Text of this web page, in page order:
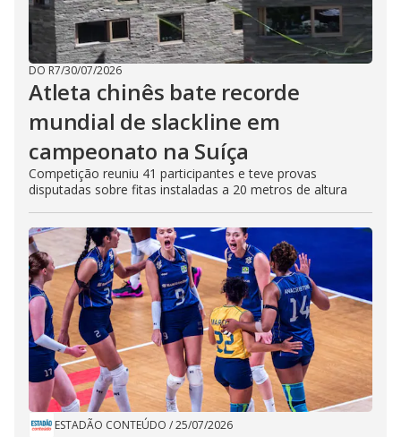
DO R7/30/07/2026
Atleta chinês bate recorde
mundial de slackline em
campeonato na Suíça
Competição reuniu 41 participantes e teve provas
disputadas sobre fitas instaladas a 20 metros de altura
ESTADÃO CONTEÚDO /25/07/2026